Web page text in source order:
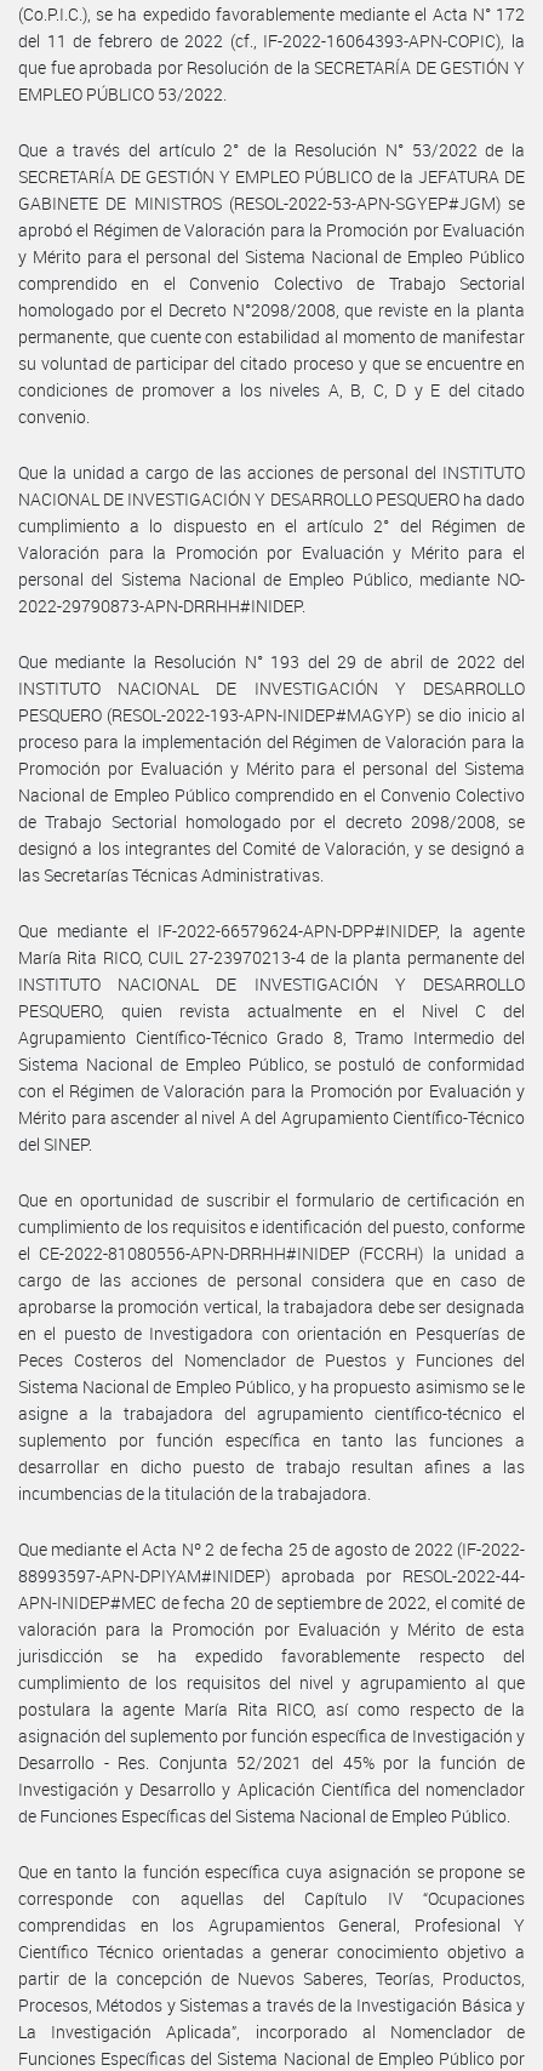
(Co.P.I.C.), se ha expedido favorablemente mediante el Acta N° 172
del 11 de febrero de 2022 (cf., IF-2022-16064393-APN-COPIC), la
que fue aprobada por Resolución de la SECRETARÍA DE GESTIÓN Y
EMPLEO PÚBLICO 53/2022.
Que a través del artículo 2° de la Resolución N° 53/2022 de la
SECRETARÍA DE GESTIÓN Y EMPLEO PÚBLICO de la JEFATURA DE
GABINETE DE MINISTROS (RESOL-2022-53-APN-SGYEP#JGM) se
aprobó el Régimen de Valoración para la Promoción por Evaluación
y Mérito para el personal del Sistema Nacional de Empleo Público
comprendido en el Convenio Colectivo de Trabajo Sectorial
homologado por el Decreto N°2098/2008, que reviste en la planta
permanente, que cuente con estabilidad al momento de manifestar
su voluntad de participar del citado proceso y que se encuentre en
condiciones de promover a los niveles A, B, C, D y E del citado
convenio.
Que la unidad a cargo de las acciones de personal del INSTITUTO
NACIONAL DE INVESTIGACIÓN Y DESARROLLO PESQUERO ha dado
cumplimiento a lo dispuesto en el artículo 2° del Régimen de
Valoración para la Promoción por Evaluación y Mérito para el
personal del Sistema Nacional de Empleo Público, mediante NO-
2022-29790873-APN-DRRHH#INIDEP.
Que mediante la Resolución N° 193 del 29 de abril de 2022 del
INSTITUTO NACIONAL DE INVESTIGACIÓN Y DESARROLLO
PESQUERO (RESOL-2022-193-APN-INIDEP#MAGYP) se dio inicio al
proceso para la implementación del Régimen de Valoración para la
Promoción por Evaluación y Mérito para el personal del Sistema
Nacional de Empleo Público comprendido en el Convenio Colectivo
de Trabajo Sectorial homologado por el decreto 2098/2008, se
designó a los integrantes del Comité de Valoración, y se designó a
las Secretarías Técnicas Administrativas.
Que mediante el IF-2022-66579624-APN-DPP#INIDEP, la agente
María Rita RICO, CUIL 27-23970213-4 de la planta permanente del
INSTITUTO NACIONAL DE INVESTIGACIÓN Y DESARROLLO
PESQUERO, quien revista actualmente en el Nivel C del
Agrupamiento Científico-Técnico Grado 8, Tramo Intermedio del
Sistema Nacional de Empleo Público, se postuló de conformidad
con el Régimen de Valoración para la Promoción por Evaluación y
Mérito para ascender al nivel A del Agrupamiento Científico-Técnico
del SINEP.
Que en oportunidad de suscribir el formulario de certificación en
cumplimiento de los requisitos e identificación del puesto, conforme
el CE-2022-81080556-APN-DRRHH#INIDEP (FCCRH) la unidad a
cargo de las acciones de personal considera que en caso de
aprobarse la promoción vertical, la trabajadora debe ser designada
en el puesto de Investigadora con orientación en Pesquerías de
Peces Costeros del Nomenclador de Puestos y Funciones del
Sistema Nacional de Empleo Público, y ha propuesto asimismo se le
asigne a la trabajadora del agrupamiento científico-técnico el
suplemento por función específica en tanto las funciones a
desarrollar en dicho puesto de trabajo resultan afines a las
incumbencias de la titulación de la trabajadora.
Que mediante el Acta Nº 2 de fecha 25 de agosto de 2022 (IF-2022-
88993597-APN-DPIYAM#INIDEP) aprobada por RESOL-2022-44-
APN-INIDEP#MEC de fecha 20 de septiembre de 2022, el comité de
valoración para la Promoción por Evaluación y Mérito de esta
jurisdicción se ha expedido favorablemente respecto del
cumplimiento de los requisitos del nivel y agrupamiento al que
postulara la agente María Rita RICO, así como respecto de la
asignación del suplemento por función específica de Investigación y
Desarrollo - Res. Conjunta 52/2021 del 45% por la función de
Investigación y Desarrollo y Aplicación Científica del nomenclador
de Funciones Específicas del Sistema Nacional de Empleo Público.
Que en tanto la función específica cuya asignación se propone se
corresponde con aquellas del Capítulo IV “Ocupaciones
comprendidas en los Agrupamientos General, Profesional Y
Científico Técnico orientadas a generar conocimiento objetivo a
partir de la concepción de Nuevos Saberes, Teorías, Productos,
Procesos, Métodos y Sistemas a través de la Investigación Básica y
La Investigación Aplicada”, incorporado al Nomenclador de
Funciones Específicas del Sistema Nacional de Empleo Público por